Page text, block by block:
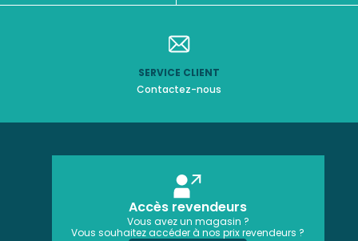
SERVICE CLIENT
Contactez-nous
Accès revendeurs
Vous avez un magasin ?
Vous souhaitez accéder à nos prix revendeurs ?